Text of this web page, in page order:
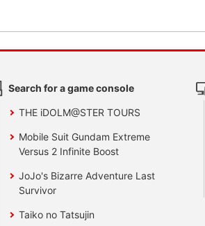
Search for a game console
THE iDOLM@STER TOURS
Mobile Suit Gundam Extreme
Versus 2 Infinite Boost
JoJo's Bizarre Adventure Last
Survivor
Taiko no Tatsujin